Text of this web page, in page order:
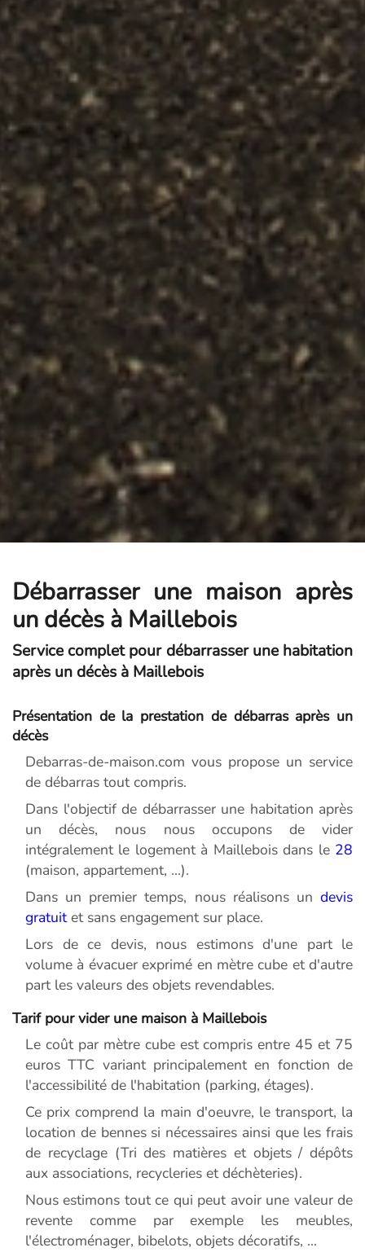
Débarrasser une maison après
un décès à Maillebois
Service complet pour débarrasser une habitation
après un décès à Maillebois
Présentation de la prestation de débarras après un
décès
Debarras-de-maison.com vous propose un service
de débarras tout compris.
Dans l'objectif de débarrasser une habitation après
un décès, nous nous occupons de vider
intégralement le logement à Maillebois dans le 28
(maison, appartement, ...).
Dans un premier temps, nous réalisons un devis
gratuitet sans engagement sur place.
Lors de ce devis, nous estimons d'une part le
volume à évacuer exprimé en mètre cube et d'autre
part les valeurs des objets revendables.
Tarif pour vider une maison à Maillebois
Le coût par mètre cube est compris entre 45 et 75
euros TTC variant principalement en fonction de
l'accessibilité de l'habitation (parking, étages).
Ce prix comprend la main d'oeuvre, le transport, la
location de bennes si nécessaires ainsi que les frais
de recyclage (Tri des matières et objets / dépôts
aux associations, recycleries et déchèteries).
Nous estimons tout ce qui peut avoir une valeur de
revente comme par exemple les meubles,
l'électroménager, bibelots, objets décoratifs, ...